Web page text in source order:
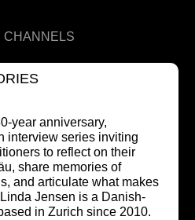
CHANNELS
year anniversary,
interview series inviting
to reflect on their
share memories of
and articulate what makes
Jensen is a Danish-
in Zurich since 2010.